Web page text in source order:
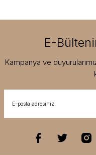
E-
Kampanya ve